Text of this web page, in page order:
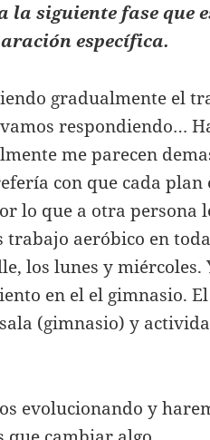
siguiente fase que
específica.
gradualmente el
respondiendo…
me parecen
con que cada
lo que a otra persona
aeróbico en
los lunes y miércoles.
en el el gimnasio.
(gimnasio) y
evolucionando y